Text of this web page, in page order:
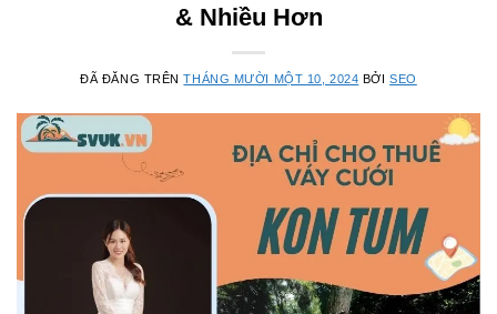
& Nhiều Hơn
ĐÃ ĐĂNG TRÊNTHÁNG MƯỜI MỘT 10, 2024 BỞISEO